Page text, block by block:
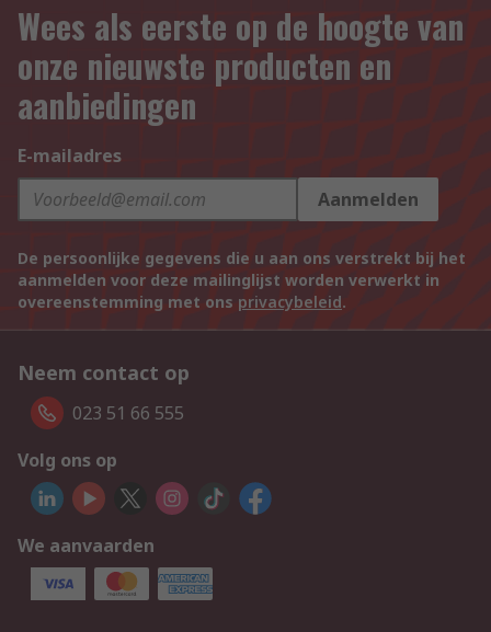
Wees als eerste op de hoogte van
onze nieuwste producten en
aanbiedingen
E-mailadres
Aanmelden
De persoonlijke gegevens die u aan ons verstrekt bij het
aanmelden voor deze mailinglijst worden verwerkt in
overeenstemming met ons privacybeleid.
Neem contact op
023 51 66 555
Volg ons op
We aanvaarden